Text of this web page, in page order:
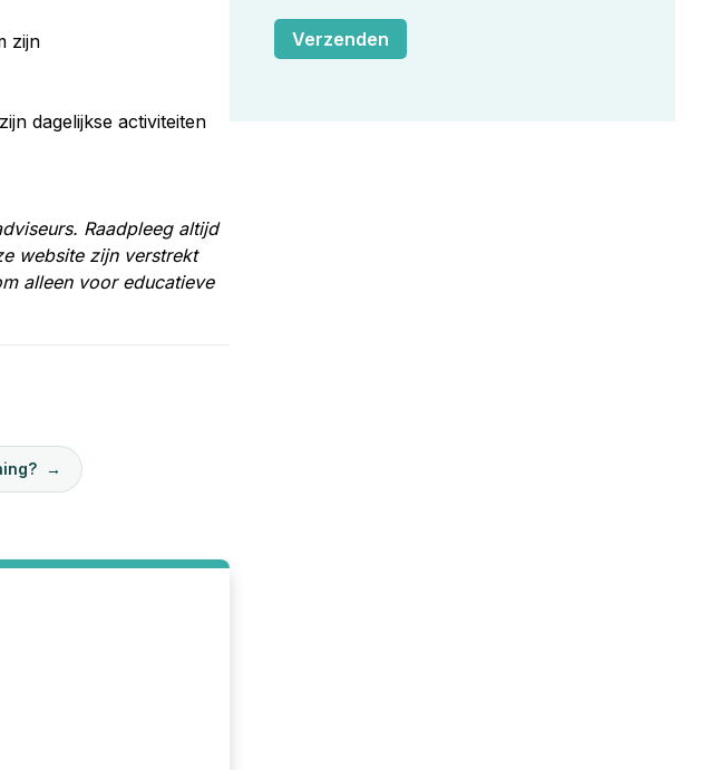
zijn
dagelijkse activiteiten
Raadpleeg altijd
website zijn verstrekt
alleen voor educatieve
→